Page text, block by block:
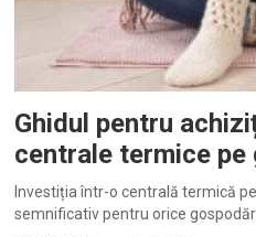
Ghidul pentru
centrale termice pe
Investiția într-o centrală termică
semnificativ pentru orice